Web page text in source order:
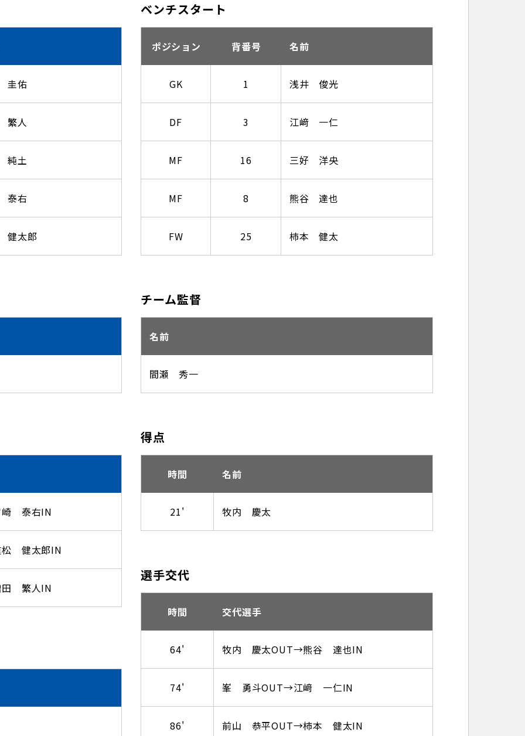
圭佑
繁人
純土
泰右
健太郎
泰右IN
健太郎IN
繁人IN
ベンチスタート
ポジション 背番号 名前
GK 1 浅井 俊光
DF 3 江﨑 一仁
MF 16 三好 洋央
MF 8 熊谷 達也
FW 25 柿本 健太
チーム監督
名前
間瀬 秀一
得点
時間 名前
21' 牧内 慶太
選手交代
時間 交代選手
64' 牧内 慶太OUT→熊谷 達也IN
74' 峯 勇斗OUT→江﨑 一仁IN
86' 前山 恭平OUT→柿本 健太IN